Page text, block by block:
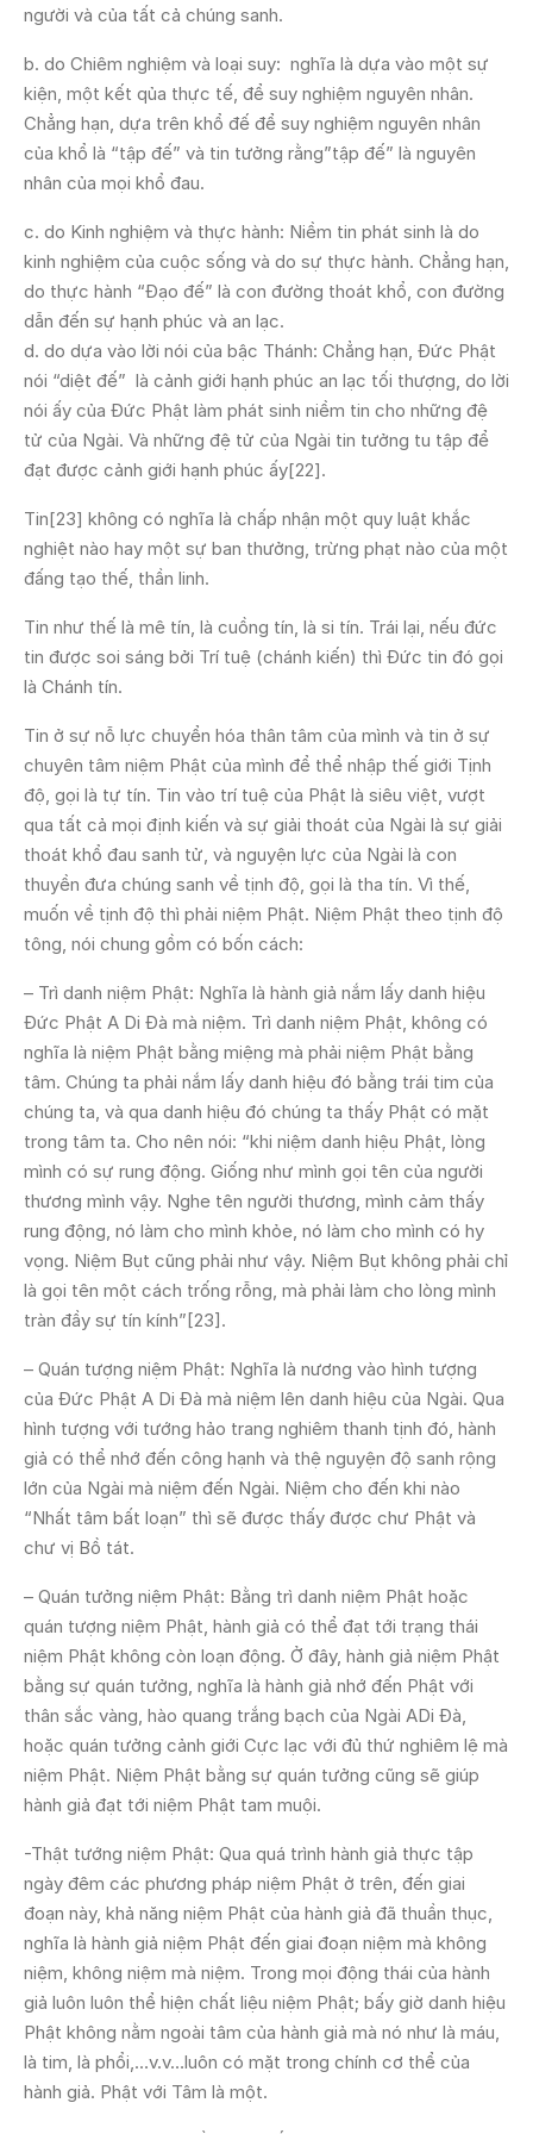
người và của tất cả chúng sanh.
b. do Chiêm nghiệm và loại suy: nghĩa là dựa vào một sự
kiện, một kết qủa thực tế, để suy nghiệm nguyên nhân.
Chẳng hạn, dựa trên khổ đế để suy nghiệm nguyên nhân
của khổ là “tập đế” và tin tưởng rằng”tập đế” là nguyên
nhân của mọi khổ đau.
c. do Kinh nghiệm và thực hành: Niềm tin phát sinh là do
kinh nghiệm của cuộc sống và do sự thực hành. Chẳng hạn,
do thực hành “Đạo đế” là con đường thoát khổ, con đường
dẫn đến sự hạnh phúc và an lạc.
d. do dựa vào lời nói của bậc Thánh: Chẳng hạn, Đức Phật
nói “diệt đế” là cảnh giới hạnh phúc an lạc tối thượng, do lời
nói ấy của Đức Phật làm phát sinh niềm tin cho những đệ
tử của Ngài. Và những đệ tử của Ngài tin tưởng tu tập để
đạt được cảnh giới hạnh phúc ấy[22].
Tin[23] không có nghĩa là chấp nhận một quy luật khắc
nghiệt nào hay một sự ban thưởng, trừng phạt nào của một
đấng tạo thế, thần linh.
Tin như thế là mê tín, là cuồng tín, là si tín. Trái lại, nếu đức
tin được soi sáng bởi Trí tuệ (chánh kiến) thì Đức tin đó gọi
là Chánh tín.
Tin ở sự nỗ lực chuyển hóa thân tâm của mình và tin ở sự
chuyên tâm niệm Phật của mình để thể nhập thế giới Tịnh
độ, gọi là tự tín. Tin vào trí tuệ của Phật là siêu việt, vượt
qua tất cả mọi định kiến và sự giải thoát của Ngài là sự giải
thoát khổ đau sanh tử, và nguyện lực của Ngài là con
thuyền đưa chúng sanh về tịnh độ, gọi là tha tín. Vì thế,
muốn về tịnh độ thì phải niệm Phật. Niệm Phật theo tịnh độ
tông, nói chung gồm có bốn cách:
– Trì danh niệm Phật: Nghĩa là hành giả nắm lấy danh hiệu
Đức Phật A Di Đà mà niệm. Trì danh niệm Phật, không có
nghĩa là niệm Phật bằng miệng mà phải niệm Phật bằng
tâm. Chúng ta phải nắm lấy danh hiệu đó bằng trái tim của
chúng ta, và qua danh hiệu đó chúng ta thấy Phật có mặt
trong tâm ta. Cho nên nói: “khi niệm danh hiệu Phật, lòng
mình có sự rung động. Giống như mình gọi tên của người
thương mình vậy. Nghe tên người thương, mình cảm thấy
rung động, nó làm cho mình khỏe, nó làm cho mình có hy
vọng. Niệm Bụt cũng phải như vậy. Niệm Bụt không phải chỉ
là gọi tên một cách trống rỗng, mà phải làm cho lòng mình
tràn đầy sự tín kính”[23].
– Quán tượng niệm Phật: Nghĩa là nương vào hình tượng
của Đức Phật A Di Đà mà niệm lên danh hiệu của Ngài. Qua
hình tượng với tướng hảo trang nghiêm thanh tịnh đó, hành
giả có thể nhớ đến công hạnh và thệ nguyện độ sanh rộng
lớn của Ngài mà niệm đến Ngài. Niệm cho đến khi nào
“Nhất tâm bất loạn” thì sẽ được thấy được chư Phật và
chư vị Bồ tát.
– Quán tưởng niệm Phật: Bằng trì danh niệm Phật hoặc
quán tượng niệm Phật, hành giả có thể đạt tới trạng thái
niệm Phật không còn loạn động. Ở đây, hành giả niệm Phật
bằng sự quán tưởng, nghĩa là hành giả nhớ đến Phật với
thân sắc vàng, hào quang trắng bạch của Ngài ADi Đà,
hoặc quán tưởng cảnh giới Cực lạc với đủ thứ nghiêm lệ mà
niệm Phật. Niệm Phật bằng sự quán tưởng cũng sẽ giúp
hành giả đạt tới niệm Phật tam muội.
-Thật tướng niệm Phật: Qua quá trình hành giả thực tập
ngày đêm các phương pháp niệm Phật ở trên, đến giai
đoạn này, khả năng niệm Phật của hành giả đã thuần thục,
nghĩa là hành giả niệm Phật đến giai đoạn niệm mà không
niệm, không niệm mà niệm. Trong mọi động thái của hành
giả luôn luôn thể hiện chất liệu niệm Phật; bấy giờ danh hiệu
Phật không nằm ngoài tâm của hành giả mà nó như là máu,
là tim, là phổi,…v.v…luôn có mặt trong chính cơ thể của
hành giả. Phật với Tâm là một.